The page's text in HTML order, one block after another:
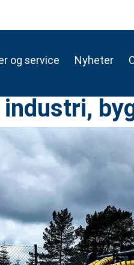
og service Nyheter